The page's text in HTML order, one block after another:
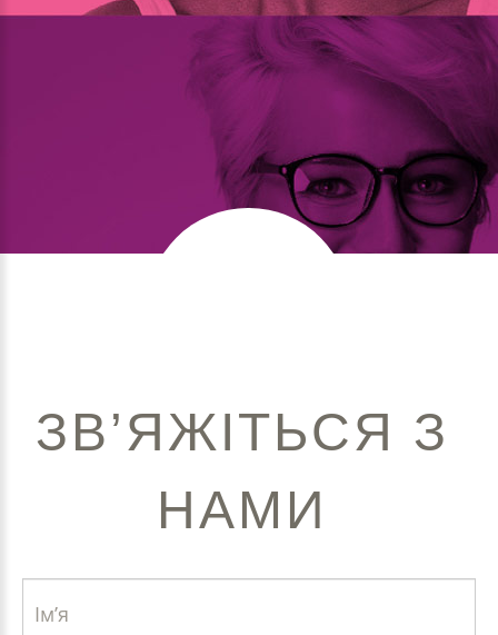
ЗВ’ЯЖІТЬСЯ З
НАМИ